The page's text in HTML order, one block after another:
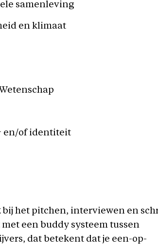
samenleving
en klimaat
en/of identiteit
bij het pitchen, interviewen en
een buddy systeem tussen
dat betekent dat je een-op-